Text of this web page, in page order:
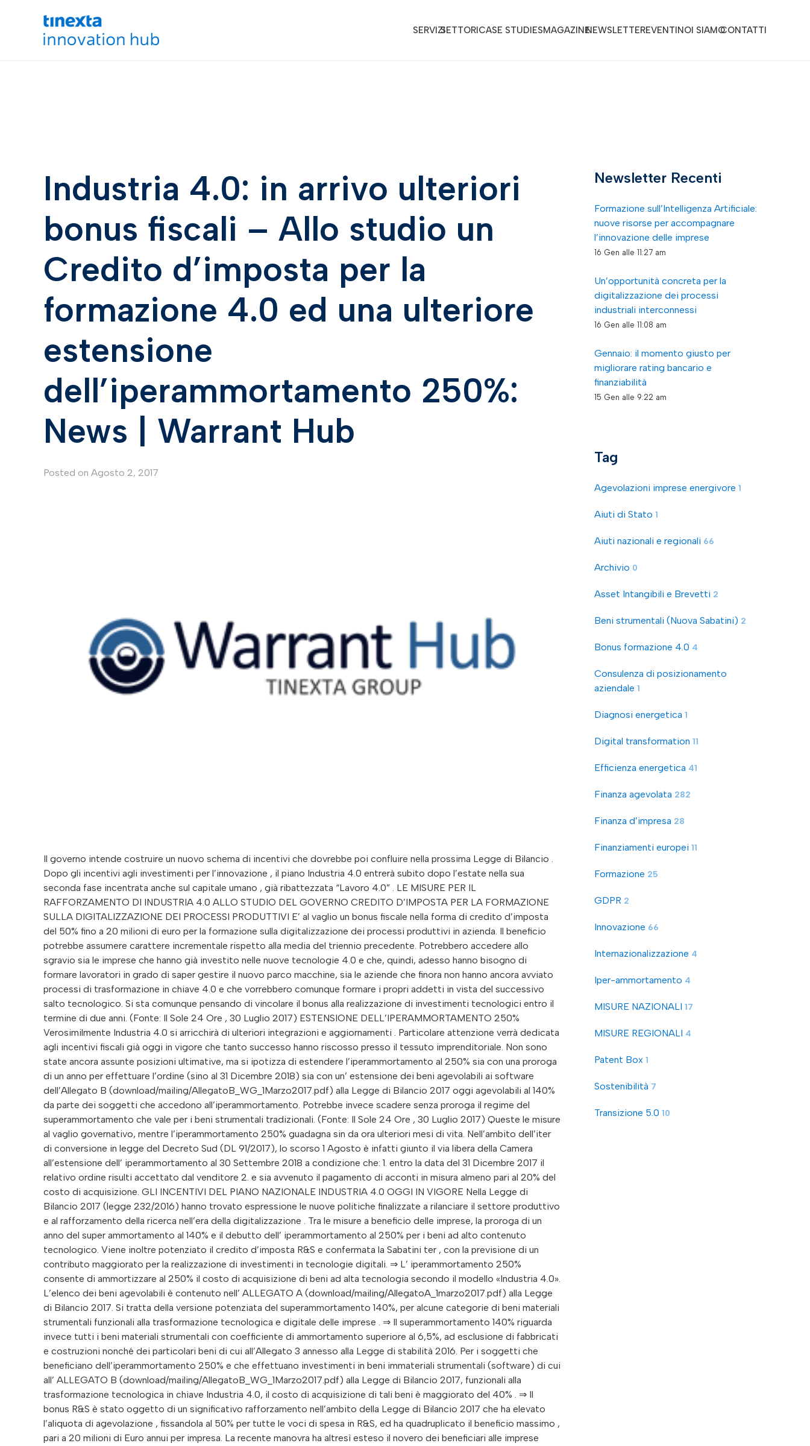
SERVIZISETTORICASE STUDIESMAGAZINENEWSLETTEREVENTINOI SIAMOCONTATTI
Industria 4.0: in arrivo ulteriori
bonus fiscali – Allo studio un
Credito d’imposta per la
formazione 4.0 ed una ulteriore
estensione
dell’iperammortamento 250%:
News | Warrant Hub
Posted on Agosto 2, 2017
Il governo intende costruire un nuovo schema di incentivi che dovrebbe poi confluire nella prossima Legge di Bilancio .
Dopo gli incentivi agli investimenti per l’innovazione , il piano Industria 4.0 entrerà subito dopo l’estate nella sua
seconda fase incentrata anche sul capitale umano , già ribattezzata “Lavoro 4.0” . LE MISURE PER IL
RAFFORZAMENTO DI INDUSTRIA 4.0 ALLO STUDIO DEL GOVERNO CREDITO D’IMPOSTA PER LA FORMAZIONE
SULLA DIGITALIZZAZIONE DEI PROCESSI PRODUTTIVI E’ al vaglio un bonus fiscale nella forma di credito d’imposta
del 50% fino a 20 milioni di euro per la formazione sulla digitalizzazione dei processi produttivi in azienda. Il beneficio
potrebbe assumere carattere incrementale rispetto alla media del triennio precedente. Potrebbero accedere allo
sgravio sia le imprese che hanno già investito nelle nuove tecnologie 4.0 e che, quindi, adesso hanno bisogno di
formare lavoratori in grado di saper gestire il nuovo parco macchine, sia le aziende che finora non hanno ancora avviato
processi di trasformazione in chiave 4.0 e che vorrebbero comunque formare i propri addetti in vista del successivo
salto tecnologico. Si sta comunque pensando di vincolare il bonus alla realizzazione di investimenti tecnologici entro il
termine di due anni. (Fonte: Il Sole 24 Ore , 30 Luglio 2017) ESTENSIONE DELL’IPERAMMORTAMENTO 250%
Verosimilmente Industria 4.0 si arricchirà di ulteriori integrazioni e aggiornamenti . Particolare attenzione verrà dedicata
agli incentivi fiscali già oggi in vigore che tanto successo hanno riscosso presso il tessuto imprenditoriale. Non sono
state ancora assunte posizioni ultimative, ma si ipotizza di estendere l’iperammortamento al 250% sia con una proroga
di un anno per effettuare l’ordine (sino al 31 Dicembre 2018) sia con un’ estensione dei beni agevolabili ai software
dell’Allegato B (download/mailing/AllegatoB_WG_1Marzo2017.pdf) alla Legge di Bilancio 2017 oggi agevolabili al 140%
da parte dei soggetti che accedono all’iperammortamento. Potrebbe invece scadere senza proroga il regime del
superammortamento che vale per i beni strumentali tradizionali. (Fonte: Il Sole 24 Ore , 30 Luglio 2017) Queste le misure
al vaglio governativo, mentre l’iperammortamento 250% guadagna sin da ora ulteriori mesi di vita. Nell’ambito dell’iter
di conversione in legge del Decreto Sud (DL 91/2017), lo scorso 1 Agosto è infatti giunto il via libera della Camera
all’estensione dell’ iperammortamento al 30 Settembre 2018 a condizione che: 1. entro la data del 31 Dicembre 2017 il
relativo ordine risulti accettato dal venditore 2. e sia avvenuto il pagamento di acconti in misura almeno pari al 20% del
costo di acquisizione. GLI INCENTIVI DEL PIANO NAZIONALE INDUSTRIA 4.0 OGGI IN VIGORE Nella Legge di
Bilancio 2017 (legge 232/2016) hanno trovato espressione le nuove politiche finalizzate a rilanciare il settore produttivo
e al rafforzamento della ricerca nell’era della digitalizzazione . Tra le misure a beneficio delle imprese, la proroga di un
anno del super ammortamento al 140% e il debutto dell’ iperammortamento al 250% per i beni ad alto contenuto
tecnologico. Viene inoltre potenziato il credito d’imposta R&S e confermata la Sabatini ter , con la previsione di un
contributo maggiorato per la realizzazione di investimenti in tecnologie digitali. ⇒ L’ iperammortamento 250%
consente di ammortizzare al 250% il costo di acquisizione di beni ad alta tecnologia secondo il modello «Industria 4.0».
L’elenco dei beni agevolabili è contenuto nell’ ALLEGATO A (download/mailing/AllegatoA_1marzo2017.pdf) alla Legge
di Bilancio 2017. Si tratta della versione potenziata del superammortamento 140%, per alcune categorie di beni materiali
strumentali funzionali alla trasformazione tecnologica e digitale delle imprese . ⇒ Il superammortamento 140% riguarda
invece tutti i beni materiali strumentali con coefficiente di ammortamento superiore al 6,5%, ad esclusione di fabbricati
e costruzioni nonché dei particolari beni di cui all’Allegato 3 annesso alla Legge di stabilità 2016. Per i soggetti che
beneficiano dell’iperammortamento 250% e che effettuano investimenti in beni immateriali strumentali (software) di cui
all’ ALLEGATO B (download/mailing/AllegatoB_WG_1Marzo2017.pdf) alla Legge di Bilancio 2017, funzionali alla
trasformazione tecnologica in chiave Industria 4.0, il costo di acquisizione di tali beni è maggiorato del 40% . ⇒ Il
bonus R&S è stato oggetto di un significativo rafforzamento nell’ambito della Legge di Bilancio 2017 che ha elevato
l’aliquota di agevolazione , fissandola al 50% per tutte le voci di spesa in R&S, ed ha quadruplicato il beneficio massimo ,
pari a 20 milioni di Euro annui per impresa. La recente manovra ha altresì esteso il novero dei beneficiari alle imprese
Newsletter Recenti
Formazione sull’Intelligenza Artificiale:
nuove risorse per accompagnare
l’innovazione delle imprese
16 Gen alle 11:27 am
Un’opportunità concreta per la
digitalizzazione dei processi
industriali interconnessi
16 Gen alle 11:08 am
Gennaio: il momento giusto per
migliorare rating bancario e
finanziabilità
15 Gen alle 9:22 am
Tag
Agevolazioni imprese energivore 1
Aiuti di Stato 1
Aiuti nazionali e regionali 66
Archivio 0
Asset Intangibili e Brevetti 2
Beni strumentali (Nuova Sabatini) 2
Bonus formazione 4.0 4
Consulenza di posizionamento
aziendale 1
Diagnosi energetica 1
Digital transformation 11
Efficienza energetica 41
Finanza agevolata 282
Finanza d’impresa 28
Finanziamenti europei 11
Formazione 25
GDPR 2
Innovazione 66
Internazionalizzazione 4
Iper-ammortamento 4
MISURE NAZIONALI 17
MISURE REGIONALI 4
Patent Box 1
Sostenibilità 7
Transizione 5.0 10